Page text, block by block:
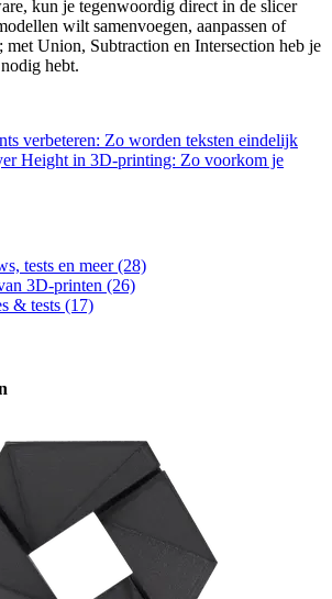
kun je tegenwoordig direct in de slicer
wilt samenvoegen, aanpassen of
Union, Subtraction en Intersection heb je
hebt.
verbeteren: Zo worden teksten eindelijk
Height in 3D-printing: Zo voorkom je
tests en meer(28)
3D-printen (26)
& tests (17)